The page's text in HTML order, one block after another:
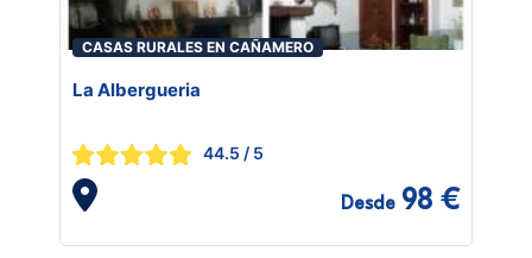
CASAS RURALES EN CAÑAMERO
La Albergueria
44.5 / 5
Desde 98 €